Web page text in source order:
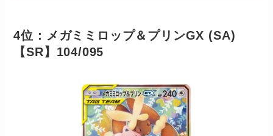
4位：メガミミロップ＆プリンGX (SA)
【SR】104/095